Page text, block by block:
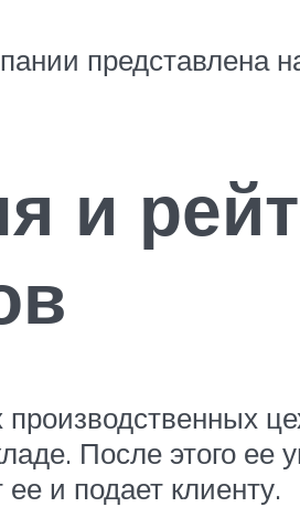
представлена
и
После этого ее
и подает клиенту.